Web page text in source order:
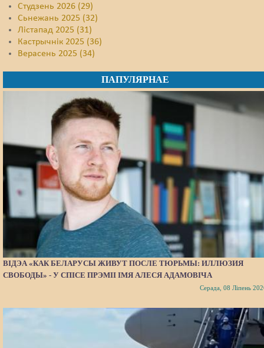
Студзень 2026 (29)
Сьнежань 2025 (32)
Лістапад 2025 (31)
Кастрычнік 2025 (36)
Верасень 2025 (34)
ПАПУЛЯРНАЕ
ВІДЭА «КАК БЕЛАРУСЫ ЖИВУТ ПОСЛЕ ТЮРЬМЫ: ИЛЛЮЗИЯ
СВОБОДЫ» - У СПІСЕ ПРЭМІІ ІМЯ АЛЕСЯ АДАМОВІЧА
Серада, 08 Ліпень